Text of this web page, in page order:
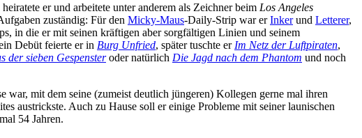
er und arbeitete unter anderem als Zeichner beim Los Angeles
zuständig: Für den Micky-Maus-Daily-Strip war erInkerund Letterer,
in die er mit seinen kräftigen aber sorgfältigen Linien und seinem
Debüt feierte er in Burg Unfried, später tuschte er Im Netz der Luftpiraten,
der sieben Gespensteroder natürlich Die Jagd nach dem Phantom und noch
war, mit dem seine (zumeist deutlich jüngeren) Kollegen gerne mal ihren
austrickste. Auch zu Hause soll er einige Probleme mit seiner launischen
54 Jahren.